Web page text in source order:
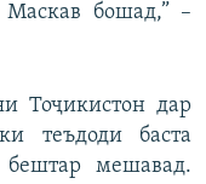
бошад,” –
Тоҷикистон дар
теъдоди баста
мешавад.